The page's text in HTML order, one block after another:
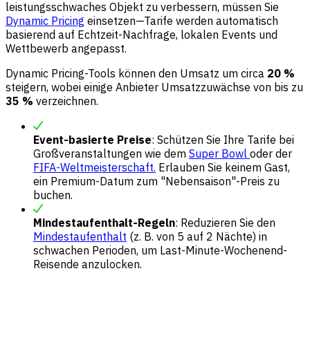
leistungsschwaches Objekt zu verbessern, müssen Sie
Dynamic Pricing einsetzen—Tarife werden automatisch
basierend auf Echtzeit-Nachfrage, lokalen Events und
Wettbewerb angepasst.
Dynamic Pricing-Tools können den Umsatz um circa 20 %
steigern, wobei einige Anbieter Umsatzzuwächse von bis zu
35 % verzeichnen.
Event-basierte Preise: Schützen Sie Ihre Tarife bei
Großveranstaltungen wie dem Super Bowl oder der
FIFA-Weltmeisterschaft. Erlauben Sie keinem Gast,
ein Premium-Datum zum "Nebensaison"-Preis zu
buchen.
Mindestaufenthalt-Regeln: Reduzieren Sie den
Mindestaufenthalt (z. B. von 5 auf 2 Nächte) in
schwachen Perioden, um Last-Minute-Wochenend-
Reisende anzulocken.